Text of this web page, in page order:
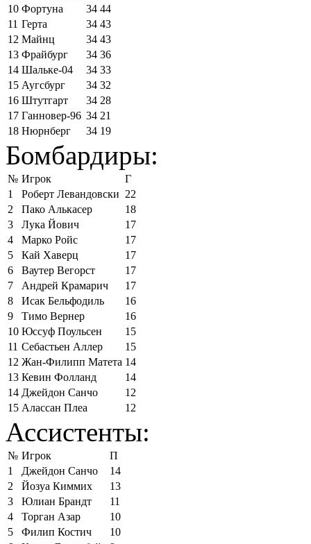
10 Фортуна 34 44
11 Герта 34 43
12 Майнц 34 43
13 Фрайбург 34 36
14 Шальке-04 34 33
15 Аугсбург 34 32
16 Штутгарт 34 28
17 Ганновер-96 34 21
18 Нюрнберг 34 19
Бомбардиры:
№ Игрок
Г
1
Роберт Левандовски 22
2
Пако Алькасер
18
3
Лука Йович
17
4
Марко Ройс
17
5
Кай Хаверц
17
6
Ваутер Вегорст
17
7
Андрей Крамарич
17
8
Исак Бельфодиль
16
9
Тимо Вернер
16
10 Юссуф Поульсен
15
11 Себастьен Аллер
15
12 Жан-Филипп Матета 14
13 Кевин Фолланд
14
14 Джейдон Санчо
12
15 Алассан Плеа 12
Ассистенты:
№ Игрок
П
1
Джейдон Санчо
14
2
Йозуа Киммих
13
3
Юлиан Брандт
11
4
Торган Азар
10
5
Филип Костич
10